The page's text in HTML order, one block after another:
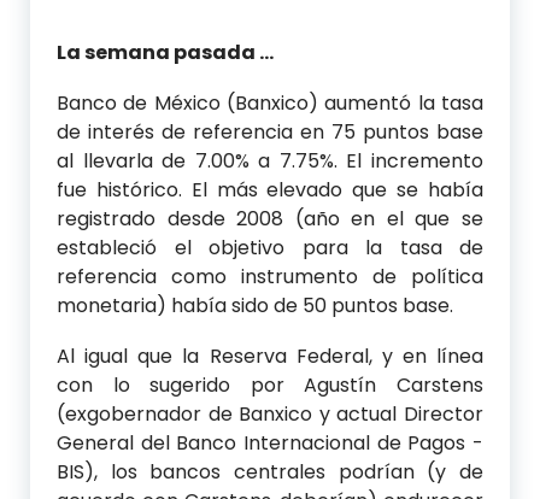
La semana pasada …
Banco de México (Banxico) aumentó la tasa
de interés de referencia en 75 puntos base
al llevarla de 7.00% a 7.75%. El incremento
fue histórico. El más elevado que se había
registrado desde 2008 (año en el que se
estableció el objetivo para la tasa de
referencia como instrumento de política
monetaria) había sido de 50 puntos base.
Al igual que la Reserva Federal, y en línea
con lo sugerido por Agustín Carstens
(exgobernador de Banxico y actual Director
General del Banco Internacional de Pagos -
BIS), los bancos centrales podrían (y de